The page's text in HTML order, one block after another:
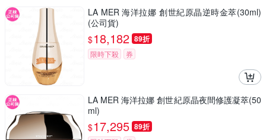
LA MER 海洋拉娜 創世紀原晶逆時金萃(30ml)
(公司貨)
$18,182 89折
限時下殺 券
LA MER 海洋拉娜 創世紀原晶夜間修護凝萃(50
ml)
$17,295 89折